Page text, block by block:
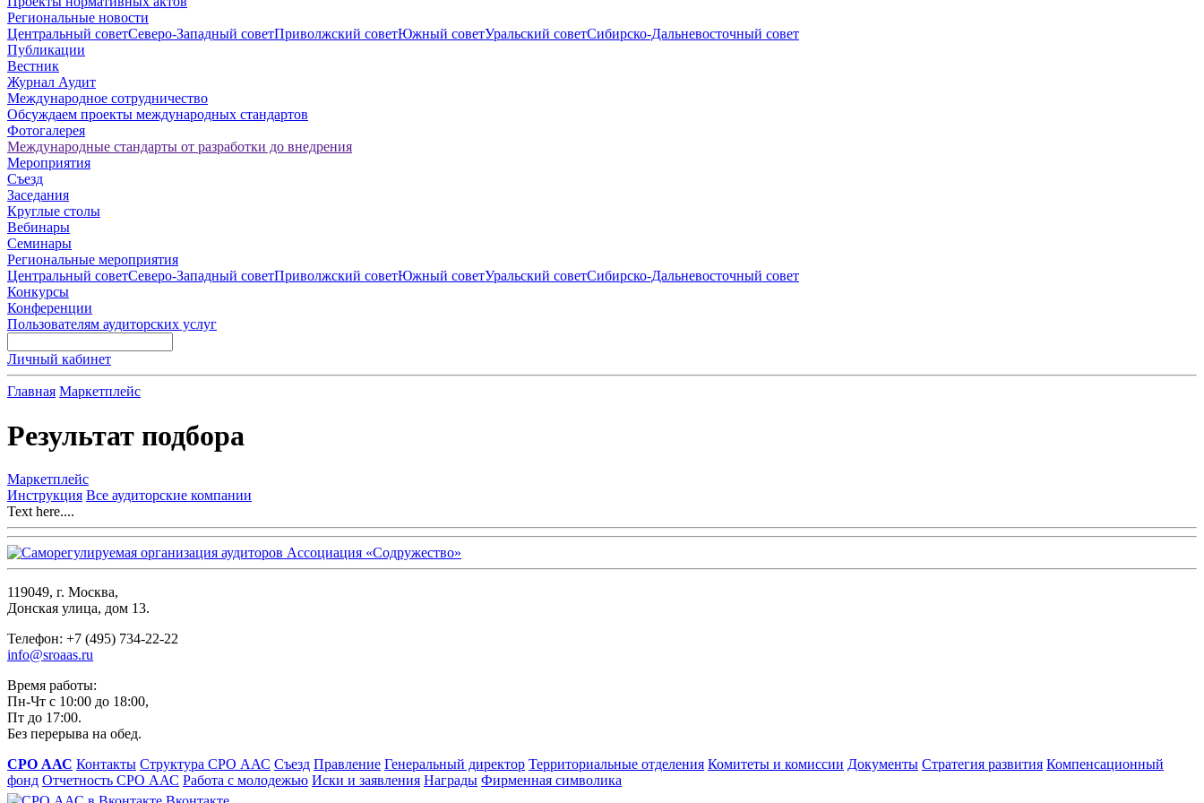
Региональные новости
Центральный советСеверо-Западный советПриволжский советЮжный советУральский советСибирско-Дальневосточный совет
Публикации
Вестник
Журнал Аудит
Международное сотрудничество
Обсуждаем проекты международных стандартов
Фотогалерея
Международные стандарты от разработки до внедрения
Мероприятия
Съезд
Заседания
Круглые столы
Вебинары
Семинары
Региональные мероприятия
Центральный советСеверо-Западный советПриволжский советЮжный советУральский советСибирско-Дальневосточный совет
Конкурсы
Конференции
Пользователям аудиторских услуг
Личный кабинет
Главная Маркетплейс
Результат подбора
Маркетплейс
Инструкция Все аудиторские компании
Text here....
119049, г. Москва,
Донская улица, дом 13.
Телефон: +7 (495) 734-22-22
info@sroaas.ru
Время работы:
Пн-Чт с 10:00 до 18:00,
Пт до 17:00.
Без перерыва на обед.
СРО ААС Контакты Структура СРО ААС Съезд Правление Генеральный директор Территориальные отделения Комитеты и комиссии Документы Стратегия развития Компенсационный
фонд Отчетность СРО ААС Работа с молодежью Иски и заявления Награды Фирменная символика